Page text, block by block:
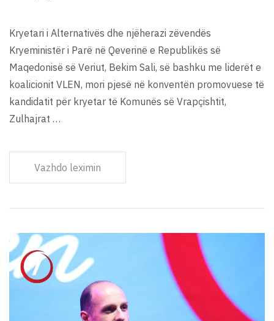
Kryetari i Alternativës dhe njëherazi zëvendës
Kryeministër i Parë në Qeverinë e Republikës së
Maqedonisë së Veriut, Bekim Sali, së bashku me liderët e
koalicionit VLEN, mori pjesë në konventën promovuese të
kandidatit për kryetar të Komunës së Vrapçishtit,
Zulhajrat …
Vazhdo leximin